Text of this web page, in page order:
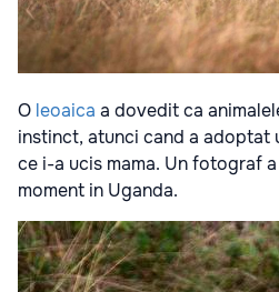
O leoaica a dovedit ca
instinct, atunci cand a adoptat
ce i-a ucis mama. Un fotograf
moment in Uganda.